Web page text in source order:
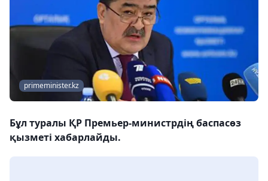
primeminister.kz
Бұл туралы ҚР Премьер-министрдің баспасөз
қызметі хабарлайды.